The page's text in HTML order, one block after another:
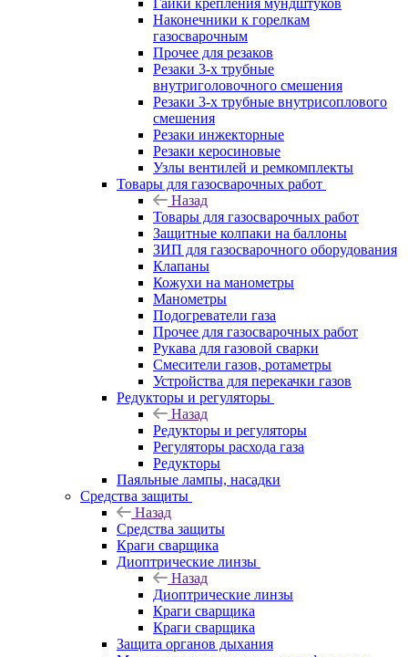
Гайки крепления мундштуков
Наконечники к горелкам
газосварочным
Прочее для резаков
Резаки 3-х трубные
внутриголовочного смешения
Резаки 3-х трубные внутрисоплового
смешения
Резаки инжекторные
Резаки керосиновые
Узлы вентилей и ремкомплекты
Товары для газосварочных работ
Назад
Товары для газосварочных работ
Защитные колпаки на баллоны
ЗИП для газосварочного оборудования
Клапаны
Кожухи на манометры
Манометры
Подогреватели газа
Прочее для газосварочных работ
Рукава для газовой сварки
Смесители газов, ротаметры
Устройства для перекачки газов
Редукторы и регуляторы
Назад
Редукторы и регуляторы
Регуляторы расхода газа
Редукторы
Паяльные лампы, насадки
Средства защиты
Назад
Средства защиты
Краги сварщика
Диоптрические линзы
Назад
Диоптрические линзы
Краги сварщика
Краги сварщика
Защита органов дыхания